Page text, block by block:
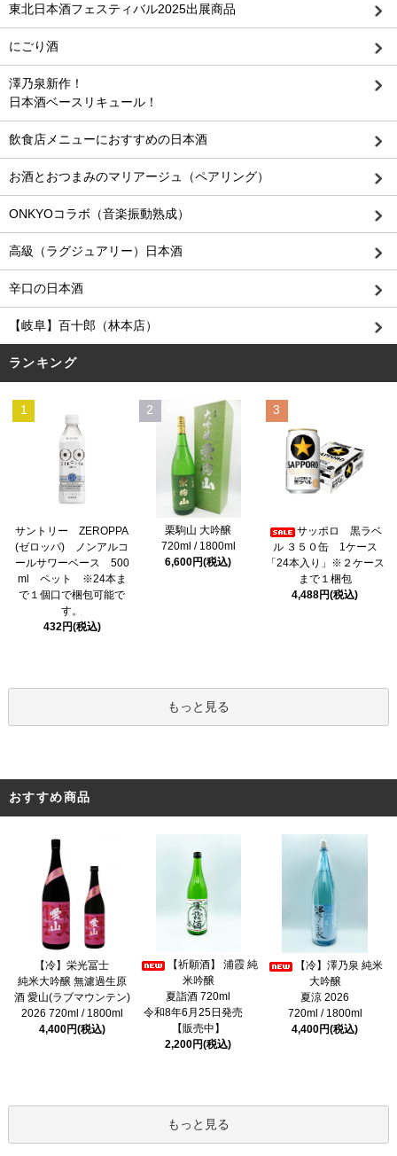
東北日本酒フェスティバル2025出展商品
にごり酒
澤乃泉新作！
日本酒ベースリキュール！
飲食店メニューにおすすめの日本酒
お酒とおつまみのマリアージュ（ペアリング）
ONKYOコラボ（音楽振動熟成）
高級（ラグジュアリー）日本酒
辛口の日本酒
【岐阜】百十郎（林本店）
ランキング
1
サントリー ZEROPPA
(ゼロッパ) ノンアルコ
ールサワーベース 500
ml ペット ※24本ま
で１個口で梱包可能で
す。
432円(税込)
2
栗駒山 大吟醸
720ml / 1800ml
6,600円(税込)
3
サッポロ 黒ラベ
ル ３５０缶 1ケース
「24本入り」※２ケース
まで１梱包
4,488円(税込)
もっと見る
おすすめ商品
【冷】栄光冨士
純米大吟醸 無濾過生原
酒 愛山(ラブマウンテン)
2026 720ml / 1800ml
4,400円(税込)
【祈願酒】 浦霞 純
米吟醸
夏詣酒 720ml
令和8年6月25日発売
【販売中】
2,200円(税込)
【冷】澤乃泉 純米
大吟醸
夏涼 2026
720ml / 1800ml
4,400円(税込)
もっと見る